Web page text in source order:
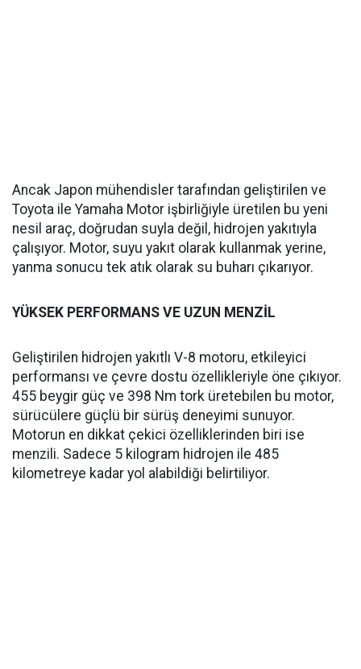
Ancak Japon mühendisler tarafından geliştirilen ve
Toyota ile Yamaha Motor işbirliğiyle üretilen bu yeni
nesil araç, doğrudan suyla değil, hidrojen yakıtıyla
çalışıyor. Motor, suyu yakıt olarak kullanmak yerine,
yanma sonucu tek atık olarak su buharı çıkarıyor.
YÜKSEK PERFORMANS VE UZUN MENZİL
Geliştirilen hidrojen yakıtlı V-8 motoru, etkileyici
performansı ve çevre dostu özellikleriyle öne çıkıyor.
455 beygir güç ve 398 Nm tork üretebilen bu motor,
sürücülere güçlü bir sürüş deneyimi sunuyor.
Motorun en dikkat çekici özelliklerinden biri ise
menzili. Sadece 5 kilogram hidrojen ile 485
kilometreye kadar yol alabildiği belirtiliyor.